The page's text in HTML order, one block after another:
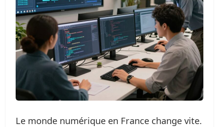
Le monde numérique en France change vite.